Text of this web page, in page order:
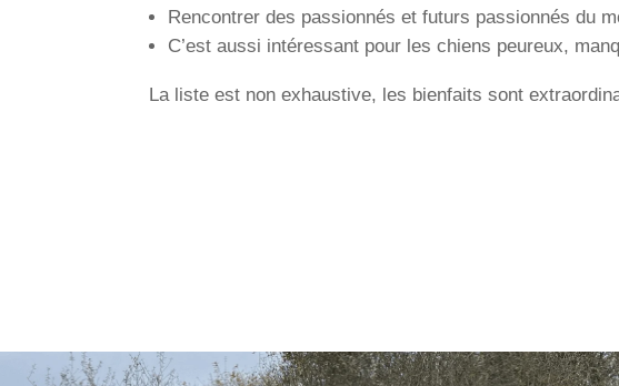
Rencontrer des passionnés et futurs passionnés du
C’est aussi intéressant pour les chiens peureux,
La liste est non exhaustive, les bienfaits sont